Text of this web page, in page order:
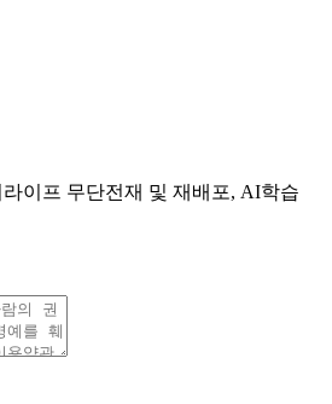
이프 무단전재 및 재배포, AI학습